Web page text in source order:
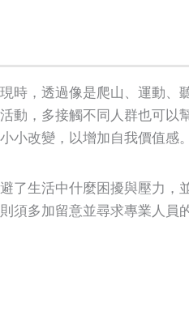
時，透過像是爬山、運動、
動，多接觸不同人群也可以
改變，以增加自我價值感。
生活中什麼困擾與壓力，
多加留意並尋求專業人員的